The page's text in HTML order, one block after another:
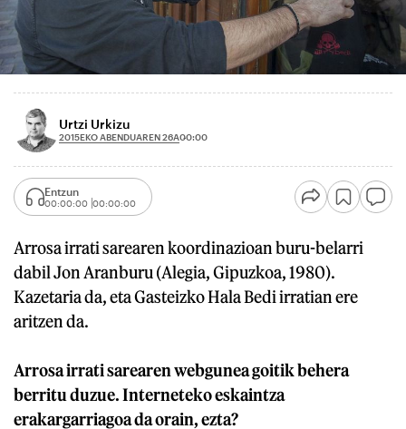
Urtzi Urkizu
2015EKO ABENDUAREN 26A00:00
Entzun
00:00:00 00:00:00
Arrosa irrati sarearen koordinazioan buru-belarri
dabil Jon Aranburu (Alegia, Gipuzkoa, 1980).
Kazetaria da, eta Gasteizko Hala Bedi irratian ere
aritzen da.
Arrosa irrati sarearen webgunea goitik behera
berritu duzue. Interneteko eskaintza
erakargarriagoa da orain, ezta?